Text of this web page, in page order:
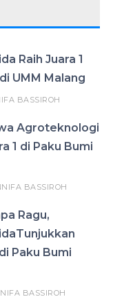
Raih Juara 1
UMM Malang
BASSIROH
Agroteknologi
1 di Paku Bumi
BASSIROH
Ragu,
Paku Bumi
BASSIROH